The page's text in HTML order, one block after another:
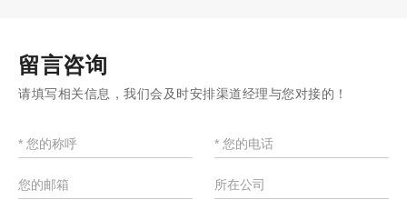
留言咨询
请填写相关信息，我们会及时安排渠道经理与您对接的！